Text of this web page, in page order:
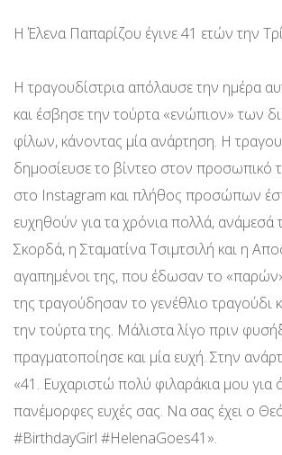
Η Έλενα Παπαρίζου έγινε 41 ετών την
Η τραγουδίστρια απόλαυσε την ημέρα
και έσβησε την τούρτα «ενώπιον» των
φίλων, κάνοντας μία ανάρτηση. Η
δημοσίευσε το βίντεο στον προσωπικό
στο Instagram και πλήθος προσώπων
ευχηθούν για τα χρόνια πολλά, ανάμεσά
Σκορδά, η Σταματίνα Τσιμτσιλή και η
αγαπημένοι της, που έδωσαν το
της τραγούδησαν το γενέθλιο τραγούδι
την τούρτα της. Μάλιστα λίγο πριν
πραγματοποίησε και μία ευχή. Στην
«41. Ευχαριστώ πολύ φιλαράκια μου για
πανέμορφες ευχές σας. Να σας έχει ο
#BirthdayGirl #HelenaGoes41».